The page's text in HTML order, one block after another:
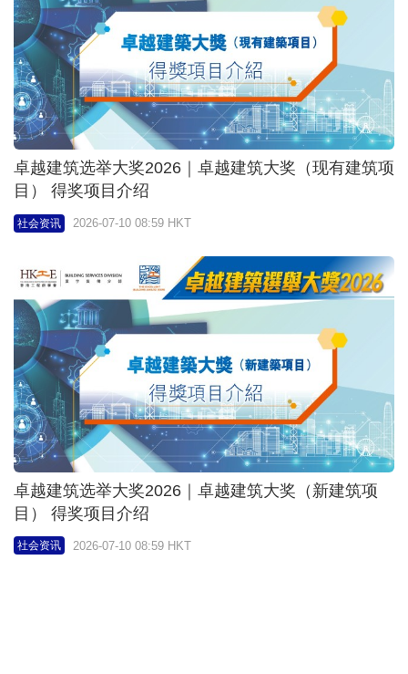
卓越建筑选举大奖2026｜卓越建筑大奖（新建筑项
社会资讯 2026-07-10 08:59 HKT
启发青年未来—公益慈善研究院与香港赛马会慈善信